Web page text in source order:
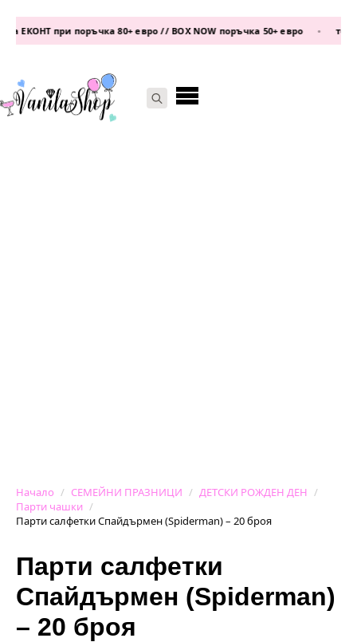
при поръчка 80+ евро // BOX NOW поръчка 50+ евро
Начало СЕМЕЙНИ ПРАЗНИЦИ
ДЕТСКИ РОЖДЕН ДЕН
Парти чашки
Парти салфетки Спайдърмен (Spiderman) – 20 броя
Парти салфетки
Спайдърмен (Spiderman)
– 20 броя